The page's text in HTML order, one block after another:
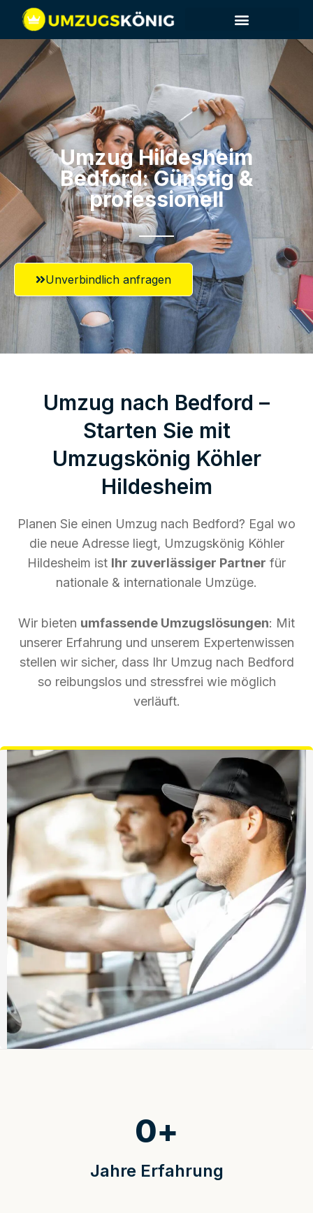
Umzug Hildesheim​
Bedford: Günstig &
professionell​
Unverbindlich anfragen
Umzug nach Bedford –
Starten Sie mit
Umzugskönig Köhler
Hildesheim
Planen Sie einen Umzug nach Bedford? Egal wo
die neue Adresse liegt, Umzugskönig Köhler
Hildesheim ist Ihr zuverlässiger Partner für
nationale & internationale Umzüge.
Wir bieten umfassende Umzugslösungen: Mit
unserer Erfahrung und unserem Expertenwissen
stellen wir sicher, dass Ihr Umzug nach Bedford
so reibungslos und stressfrei wie möglich
verläuft.
Jahre Erfahrung
0+